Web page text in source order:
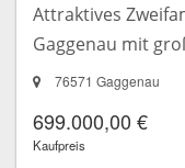
Attraktives
Gaggenau mit
76571 Gaggenau
699.000,00 €
Kaufpreis